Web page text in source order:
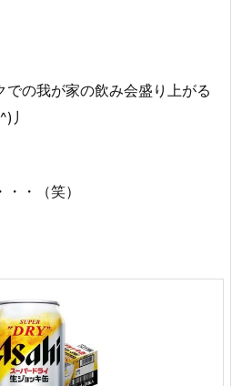
での我が家の飲み会盛り上がる
丿
・（笑）